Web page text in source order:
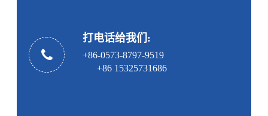
打电话给我们:
+86-0573-8797-9519
+86 15325731686